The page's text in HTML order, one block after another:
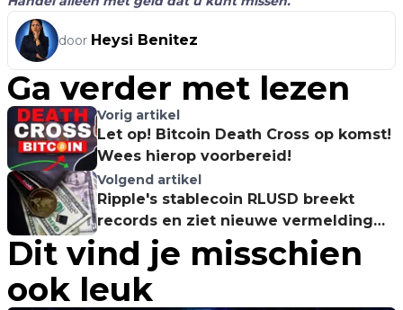
door Heysi Benitez
Ga verder met lezen
Vorig artikel
Let op! Bitcoin Death Cross op komst!
Wees hierop voorbereid!
Volgend artikel
Ripple's stablecoin RLUSD breekt
records en ziet nieuwe vermelding
op Kraken
Dit vind je misschien
ook leuk